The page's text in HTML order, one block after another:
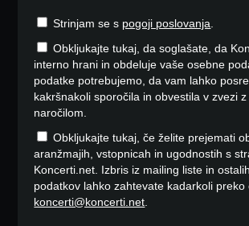
Strinjam se s pogoji poslovanja.
Obkljukajte tukaj, da soglašate, da
interno hrani in obdeluje vaše osebne
podatke potrebujemo, da vam lahko
kakršnakoli sporočila in obvestila v zvezi z
naročilom.
Obkljukajte tukaj, če želite prejemati
aranžmajih, vstopnicah in ugodnostih s
Koncerti.net. Izbris iz mailing liste in
podatkov lahko zahtevate kadarkoli preko
koncerti@koncerti.net.